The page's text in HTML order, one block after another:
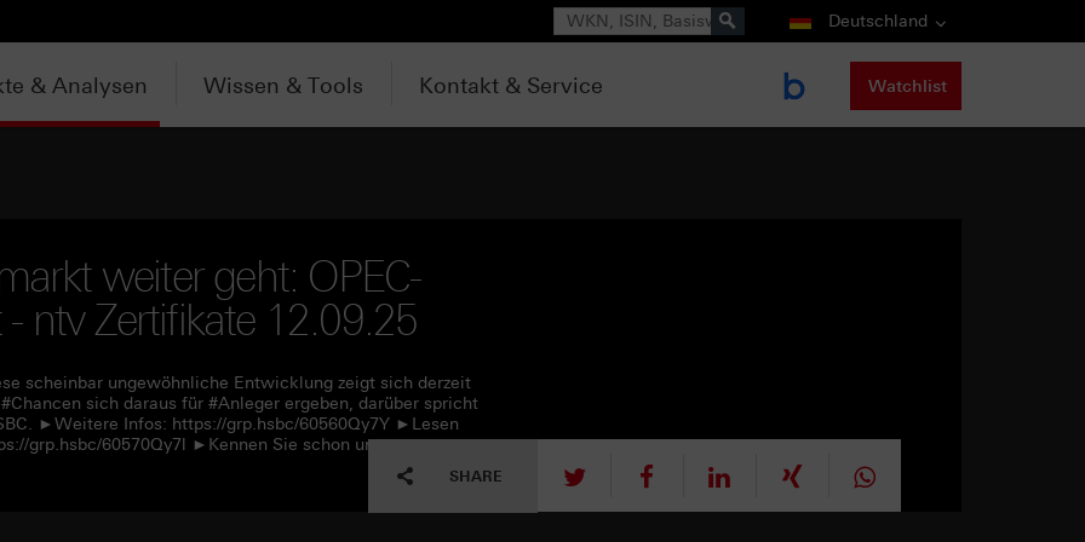
Suche Deutschland
& Analysen Wissen & Tools Kontakt & Service Watchlist
weiter geht: OPEC-
ntv Zertifikate 12.09.25
scheinbar ungewöhnliche Entwicklung zeigt sich derzeit
sich daraus für #Anleger ergeben, darüber spricht
►Weitere Infos: https://grp.hsbc/60560Qy7Y ►Lesen
grp.hsbc/60570Qy7l ►Kennen Sie schon unseren
SHARE tweet mitteilen